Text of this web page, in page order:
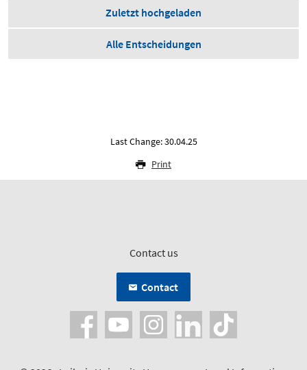
Zuletzt hochgeladen
Alle Entscheidungen
Last Change: 30.04.25
Print
Contact us
Contact